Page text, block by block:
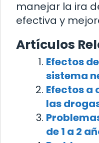
manejar la ira
efectiva y
Artículos
Efectos
sistema
Efectos a
las
de 1 a 2